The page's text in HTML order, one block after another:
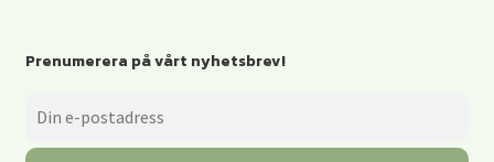
Prenumerera på vårt nyhetsbrev!